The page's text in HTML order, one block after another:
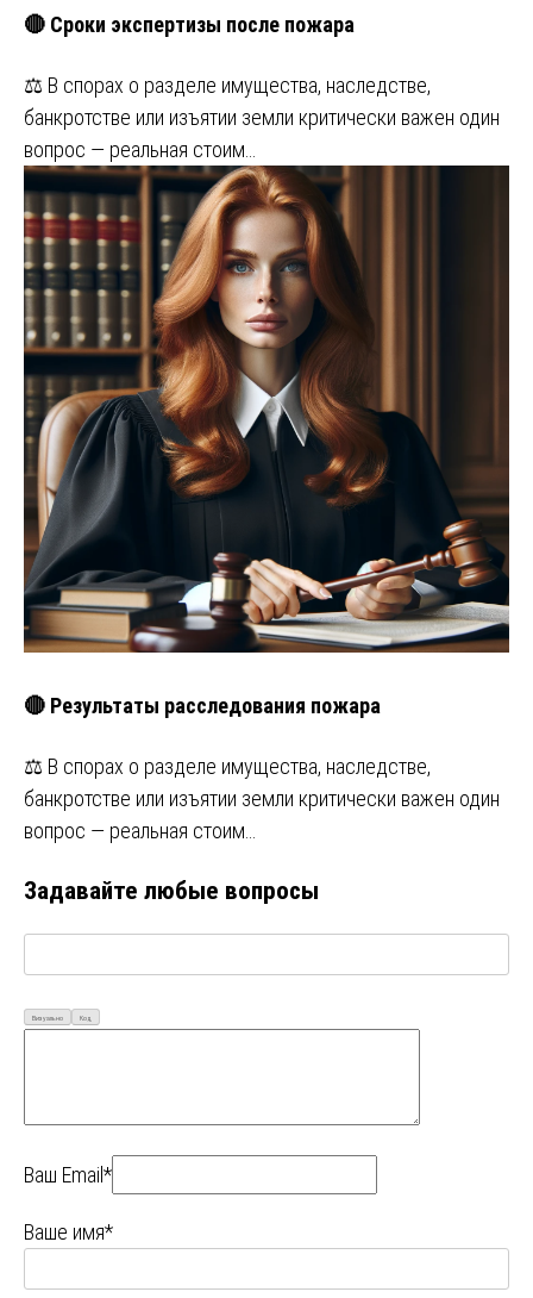
🔴 Сроки экспертизы после пожара
⚖️ В спорах о разделе имущества, наследстве,
банкротстве или изъятии земли критически важен один
вопрос — реальная стоим…
🔴 Результаты расследования пожара
⚖️ В спорах о разделе имущества, наследстве,
банкротстве или изъятии земли критически важен один
вопрос — реальная стоим…
Задавайте любые вопросы
Визуально Код
Ваш Email*
Ваше имя*